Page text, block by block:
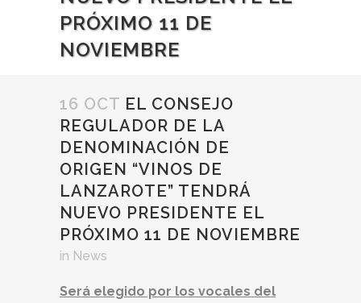
PRÓXIMO 11 DE
NOVIEMBRE
16 OCT EL CONSEJO
REGULADOR DE LA
DENOMINACIÓN DE
ORIGEN “VINOS DE
LANZAROTE” TENDRÁ
NUEVO PRESIDENTE EL
PRÓXIMO 11 DE NOVIEMBRE
in News
Será elegido por los vocales del